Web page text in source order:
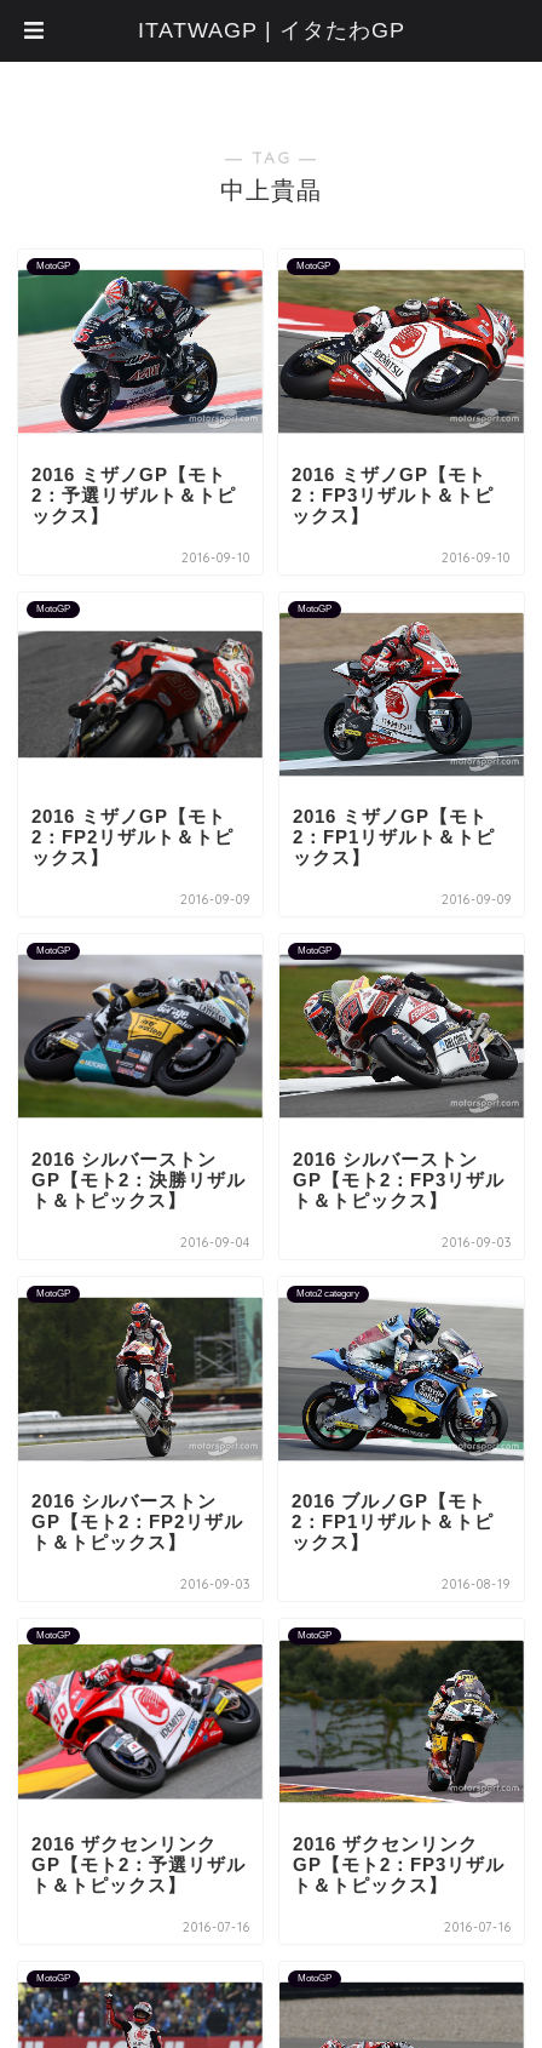
― TAG ―
中上貴晶
MotoGP
2016 ミザノGP【モト
2：予選リザルト＆トピ
ックス】
2016-09-10
MotoGP
2016 ミザノGP【モト
2：FP3リザルト＆トピ
ックス】
2016-09-10
MotoGP
2016 ミザノGP【モト
2：FP2リザルト＆トピ
ックス】
2016-09-09
MotoGP
2016 ミザノGP【モト
2：FP1リザルト＆トピ
ックス】
2016-09-09
MotoGP
2016 シルバーストン
GP【モト2：決勝リザル
ト＆トピックス】
2016-09-04
MotoGP
2016 シルバーストン
GP【モト2：FP3リザル
ト＆トピックス】
2016-09-03
MotoGP
2016 シルバーストン
GP【モト2：FP2リザル
ト＆トピックス】
2016-09-03
Moto2 category
2016 ブルノGP【モト
2：FP1リザルト＆トピ
ックス】
2016-08-19
MotoGP
2016 ザクセンリンク
GP【モト2：予選リザル
ト＆トピックス】
2016-07-16
MotoGP
2016 ザクセンリンク
GP【モト2：FP3リザル
ト＆トピックス】
2016-07-16
MotoGP MotoGP
ITATWAGP | イタたわGP